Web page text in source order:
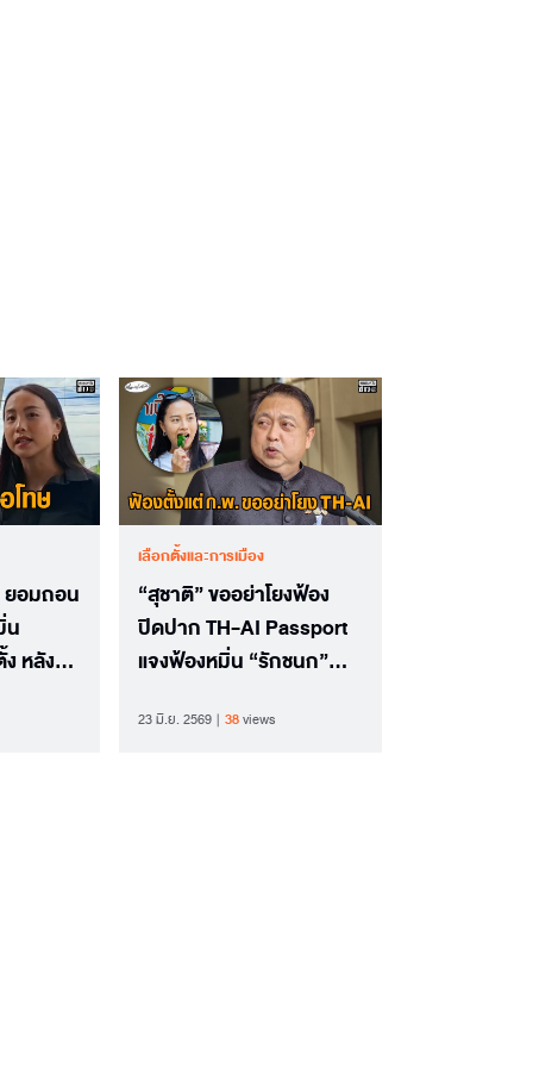
ยอมถอน
น
หลัง
เลือกตั้งและการเมือง
“สุชาติ” ขออย่าโยงฟ้อง
ปิดปาก TH-AI Passport
แจงฟ้องหมิ่น “รักชนก”
23 มิ.ย. 2569 38views